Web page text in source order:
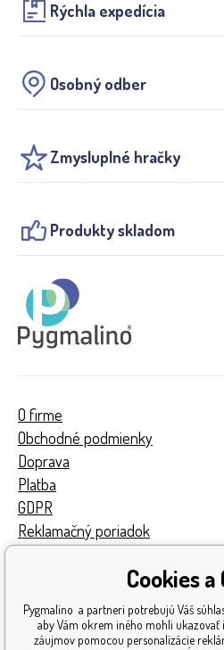
Rýchla expedícia
Osobný odber
Zmysluplné hračky
Produkty skladom
O firme
Obchodné podmienky
Doprava
Platba
GDPR
Reklamačný poriadok
Získané ocenenia
Katalóg hračiek
Cookies a
Pygmalino a partneri potrebujú Váš
aby Vám okrem iného mohli ukazovať
záujmov pomocou personalizácie